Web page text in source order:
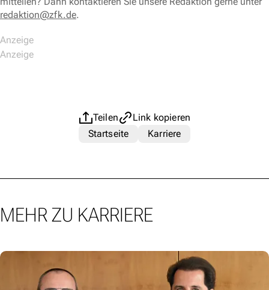
redaktion@zfk.de.
Teilen
Link kopieren
Startseite
Karriere
MEHR ZU KARRIERE